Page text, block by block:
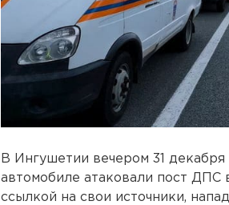
В Ингушетии вечером 31
автомобиле атаковали пост ДПС
ссылкой на свои источники,